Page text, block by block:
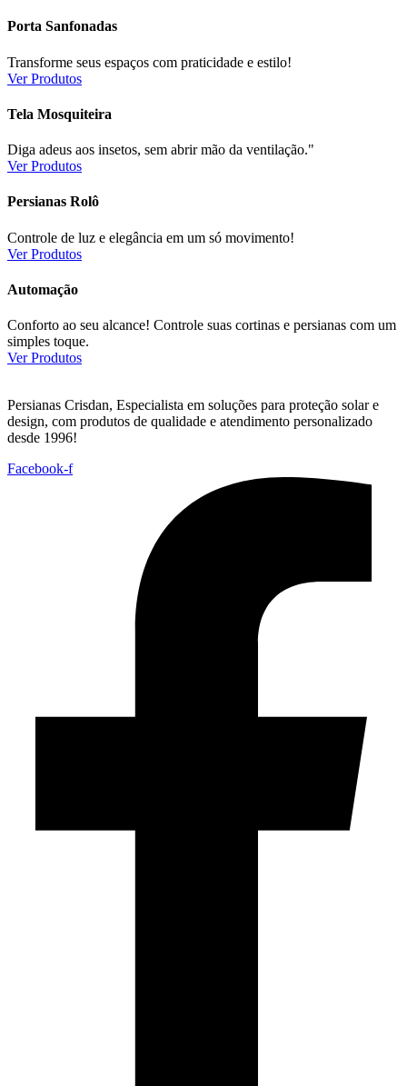
Porta Sanfonadas
Transforme seus espaços com praticidade e estilo!
Ver Produtos
Tela Mosquiteira
Diga adeus aos insetos, sem abrir mão da ventilação."
Ver Produtos
Persianas Rolô
Controle de luz e elegância em um só movimento!
Ver Produtos
Automação
Conforto ao seu alcance! Controle suas cortinas e persianas com um
simples toque.
Ver Produtos
Persianas Crisdan, Especialista em soluções para proteção solar e
design, com produtos de qualidade e atendimento personalizado
desde 1996!
Facebook-f